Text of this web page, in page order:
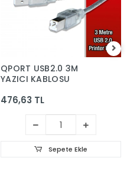
QPORT USB2.0 3M
YAZICI KABLOSU
476,63 TL
Sepete Ekle